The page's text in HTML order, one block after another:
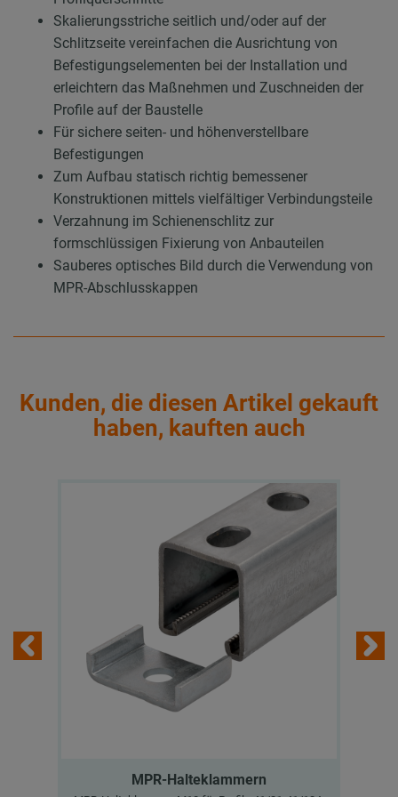
Skalierungsstriche seitlich und/oder auf der
Schlitzseite vereinfachen die Ausrichtung von
Befestigungselementen bei der Installation und
erleichtern das Maßnehmen und Zuschneiden der
Profile auf der Baustelle
Für sichere seiten- und höhenverstellbare
Befestigungen
Zum Aufbau statisch richtig bemessener
Konstruktionen mittels vielfältiger Verbindungsteile
Verzahnung im Schienenschlitz zur
formschlüssigen Fixierung von Anbauteilen
Sauberes optisches Bild durch die Verwendung von
MPR-Abschlusskappen
Kunden, die diesen Artikel gekauft
haben, kauften auch
MPR-Halteklammern